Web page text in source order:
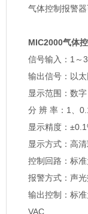
气体控制报警器
MIC2000气体
信号输入：1～
输出信号：以
显示范围：数
分 辨 率：1、
显示精度：
显示方式：高
控制回路：标
报警方式：声
输出控制：标
VAC